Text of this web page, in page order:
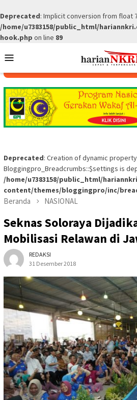
Deprecated: Implicit conversion from float
/home/u7383158/public_html/
hook.php on line 89
to
Menu
Deprecated: Creation of dynamic property
Bloggingpro_Breadcrumbs::$settings is
/home/u7383158/public_html/
content/themes/bloggingpro/inc/
Beranda NASIONAL
Seknas Soloraya
Mobilisasi Relawan di
REDAKSI
31 Desember 2018